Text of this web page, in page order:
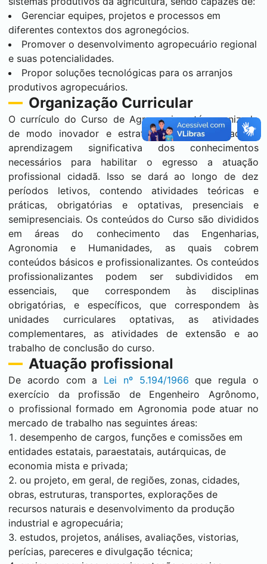
Gerenciar equipes, projetos e processos em
diferentes contextos dos agronegócios.
Promover o desenvolvimento agropecuário regional
e suas potencialidades.
Propor soluções tecnológicas para os arranjos
produtivos agropecuários.
Organização Curricular
O currículo do Curso de Agronomia está organizado
de modo inovador e estrategicamente orientado à
aprendizagem significativa dos conhecimentos
necessários para habilitar o egresso a atuação
profissional cidadã. Isso se dará ao longo de dez
períodos letivos, contendo atividades teóricas e
práticas, obrigatórias e optativas, presenciais e
semipresenciais. Os conteúdos do Curso são divididos
em áreas do conhecimento das Engenharias,
Agronomia e Humanidades, as quais cobrem
conteúdos básicos e profissionalizantes. Os conteúdos
profissionalizantes podem ser subdivididos em
essenciais, que correspondem às disciplinas
obrigatórias, e específicos, que correspondem às
unidades curriculares optativas, as atividades
complementares, as atividades de extensão e ao
trabalho de conclusão do curso.
Atuação profissional
De acordo com a Lei nº 5.194/1966 que regula o
exercício da profissão de Engenheiro Agrônomo,
o profissional formado em Agronomia pode atuar no
mercado de trabalho nas seguintes áreas:
desempenho de cargos, funções e comissões em
entidades estatais, paraestatais, autárquicas, de
economia mista e privada;
ou projeto, em geral, de regiões, zonas, cidades,
obras, estruturas, transportes, explorações de
recursos naturais e desenvolvimento da produção
industrial e agropecuária;
estudos, projetos, análises, avaliações, vistorias,
perícias, pareceres e divulgação técnica;